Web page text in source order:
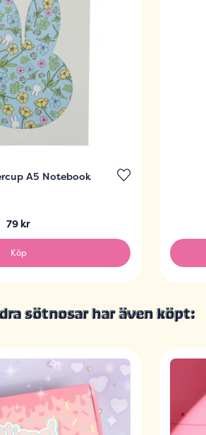
A5 Notebook
79 kr
Köp
sötnosar har även köpt: